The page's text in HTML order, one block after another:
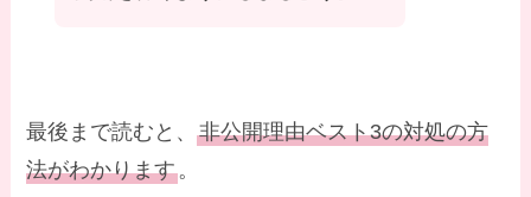
最後まで読むと、非公開理由ベスト3の対処の方
法がわかります。